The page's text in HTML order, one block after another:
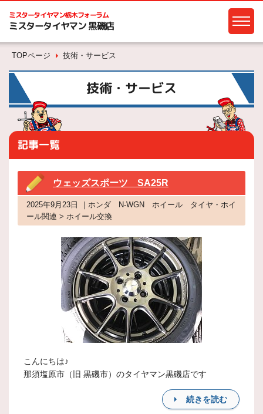
ミスタータイヤマン栃木フォーラム
ミスタータイヤマン 黒磯店
TOPページ 技術・サービス
技術・サービス
記事一覧
ウェッズスポーツ SA25R
2025年9月23日 ｜ホンダ N-WGN ホイール タイヤ・ホイ
ール関連 > ホイール交換
こんにちは♪
那須塩原市（旧 黒磯市）のタイヤマン黒磯店です
続きを読む